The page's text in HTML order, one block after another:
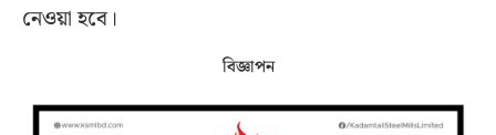
নেওয়া হবে।
বিজ্ঞাপন